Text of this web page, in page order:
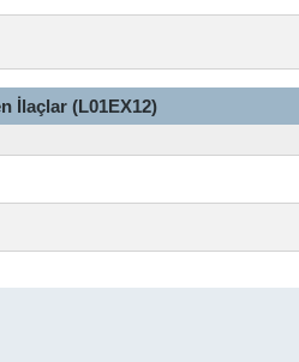
İlaçlar (L01EX12)